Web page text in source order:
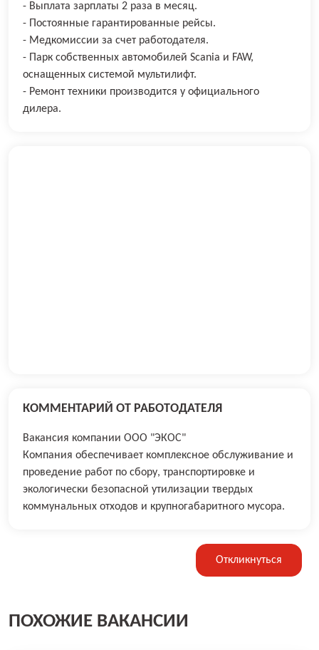
- Выплата зарплаты 2 раза в месяц.
- Постоянные гарантированные рейсы.
- Медкомиссии за счет работодателя.
- Парк собственных автомобилей Sсаniа и FAW,
оснащенных системой мультилифт.
- Ремонт техники производится у официального
дилера.
КОММЕНТАРИЙ ОТ РАБОТОДАТЕЛЯ
Вакансия компании ООО "ЭКОС"
Компания обеспечивает комплексное обслуживание и
проведение работ по сбору, транспортировке и
экологически безопасной утилизации твердых
коммунальных отходов и крупногабаритного мусора.
Откликнуться
ПОХОЖИЕ ВАКАНСИИ